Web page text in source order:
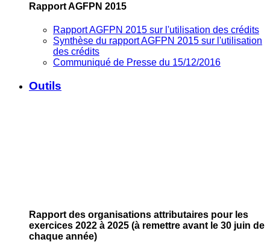
Rapport AGFPN 2015
Rapport AGFPN 2015 sur l'utilisation des crédits
Synthèse du rapport AGFPN 2015 sur l'utilisation
des crédits
Communiqué de Presse du 15/12/2016
Outils
Rapport des organisations attributaires pour les
exercices 2022 à 2025 (à remettre avant le 30 juin de
chaque année)